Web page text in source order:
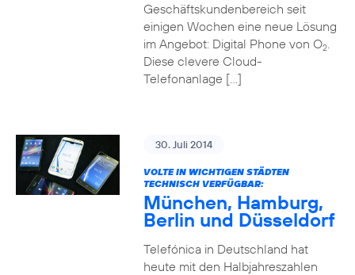
Geschäftskundenbereich seit
einigen Wochen eine neue Lösung
im Angebot: Digital Phone von O2.
Diese clevere Cloud-
Telefonanlage […]
30. Juli 2014
VOLTE IN WICHTIGEN STÄDTEN
TECHNISCH VERFÜGBAR:
München, Hamburg,
Berlin und Düsseldorf
Telefónica in Deutschland hat
heute mit den Halbjahreszahlen